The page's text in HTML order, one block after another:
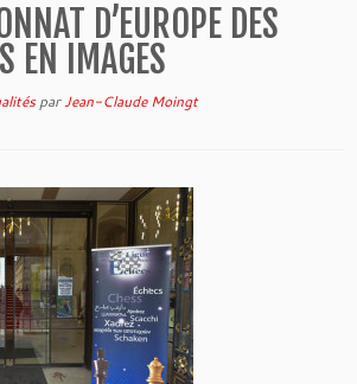
D’EUROPE DES
EN IMAGES
parJean-Claude Moingt